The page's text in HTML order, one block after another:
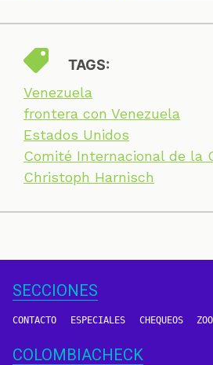
TAGS:
Venezuela
frontera con Venezuela
Estados Unidos
Comité Internacional de la
Christoph Harnisch
SECCIONES
CONTACTO ESPECIALES CHEQUEOS
COLOMBIACHECK